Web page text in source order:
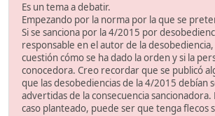
Es un tema a debatir.
Empezando por la norma por la que se
Si se sanciona por la 4/2015 por
responsable en el autor de la
cuestión cómo se ha dado la orden y si la
conocedora. Creo recordar que se publicó
que las desobediencias de la 4/2015 debían
advertidas de la consecuencia
caso planteado, puede ser que tenga flecos